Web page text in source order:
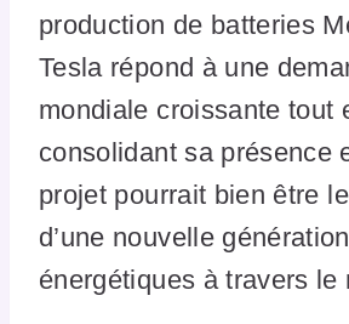
production de batteries
Tesla répond à une
mondiale croissante tout
consolidant sa présence
projet pourrait bien être
d’une nouvelle
énergétiques à travers le